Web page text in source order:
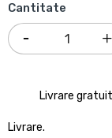
Cantitate
Livrare
Livrare.